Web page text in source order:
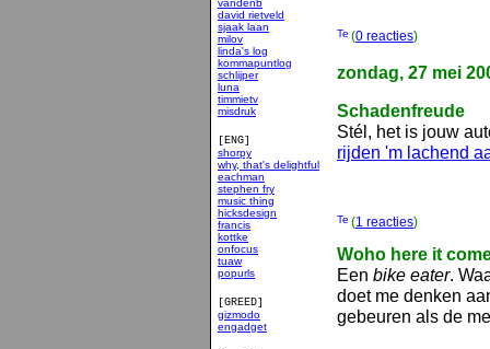
vandenb
david rietveld
sjaak laan
milov
linda's log
kommapuntlog
schlijper
luna
timmietv
misdruk
[ENG]
shorpy
why, that's delightful
eachman
stephen fry
music thing
hicksdesign
francis
kottke
onfocus
tuaw
popurls
[GREED]
gizmodo
engadget
(0 reacties)
zondag, 27 mei
Schadenfreude
Stél, het is jouw
rijden 'm lachend
(1 reacties)
Woho here it
Een bike eater.
doet me denken
gebeuren als de